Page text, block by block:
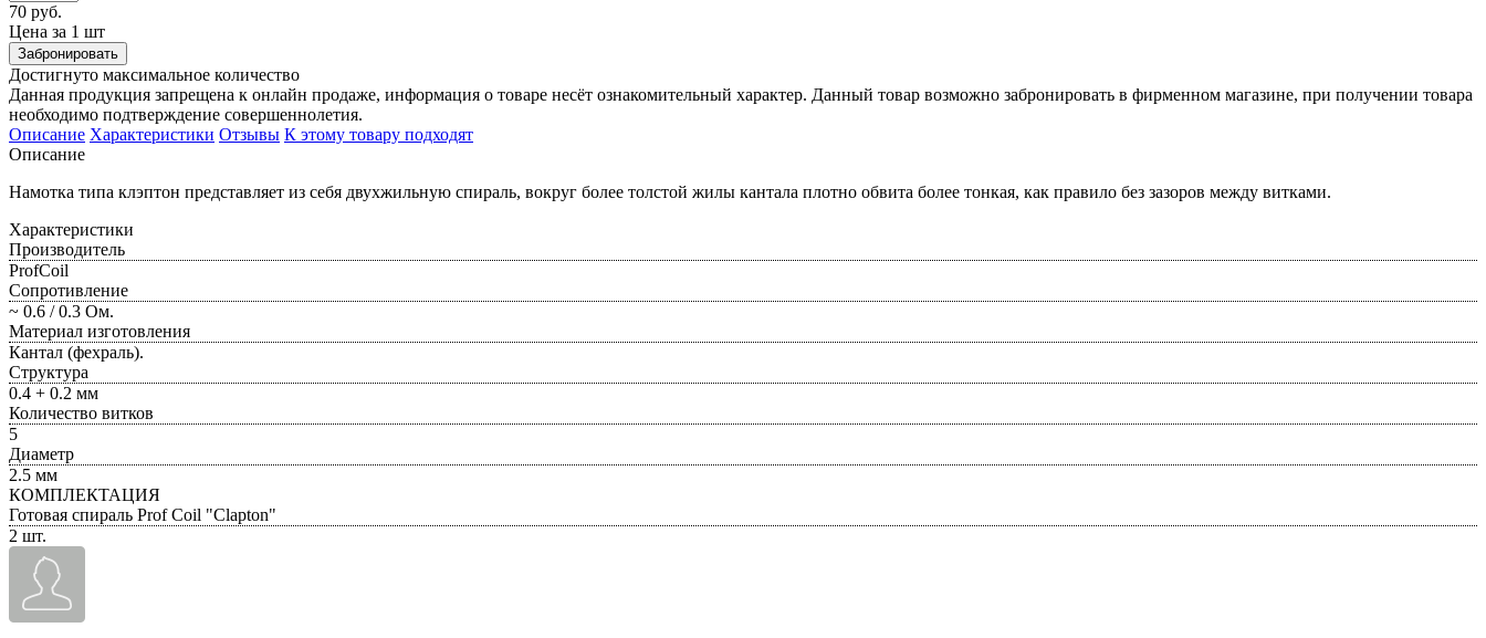
70 руб.
Цена за 1 шт
Забронировать
Достигнуто максимальное количество
Данная продукция запрещена к онлайн продаже, информация о товаре несёт ознакомительный характер. Данный товар возможно забронировать в фирменном магазине, при получении товара
необходимо подтверждение совершеннолетия.
Описание Характеристики Отзывы К этому товару подходят
Описание
Намотка типа клэптон представляет из себя двухжильную спираль, вокруг более толстой жилы кантала плотно обвита более тонкая, как правило без зазоров между витками.
Характеристики
Производитель
ProfCoil
Сопротивление
~ 0.6 / 0.3 Ом.
Материал изготовления
Кантал (фехраль).
Структура
0.4 + 0.2 мм
Количество витков
5
Диаметр
2.5 мм
КОМПЛЕКТАЦИЯ
Готовая спираль Prof Coil "Clapton"
2 шт.